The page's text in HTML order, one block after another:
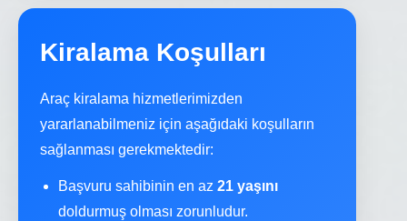
Kiralama Koşulları
Araç kiralama hizmetlerimizden
yararlanabilmeniz için aşağıdaki koşulların
sağlanması gerekmektedir:
Başvuru sahibinin en az 21 yaşını
doldurmuş olması zorunludur.